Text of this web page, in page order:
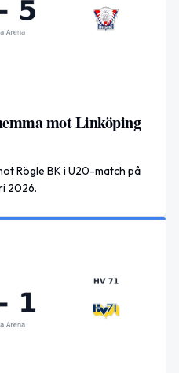
mot Linköping
Rögle BK i U20-match på
2026.